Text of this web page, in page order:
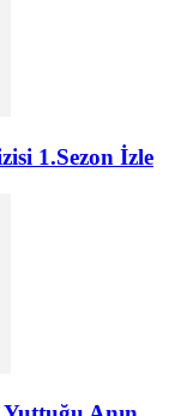
1.Sezon İzle